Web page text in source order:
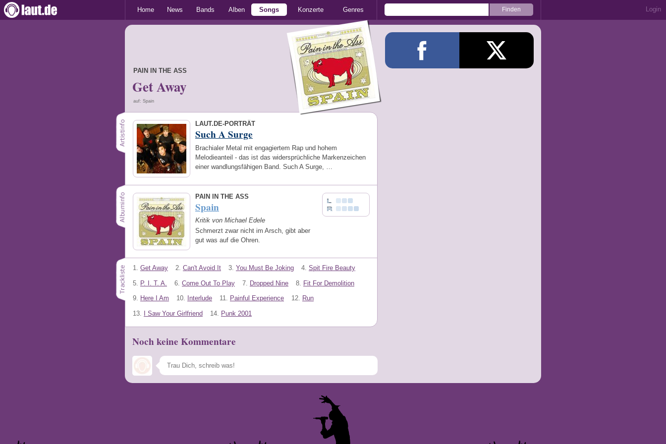
Home News Bands Alben Songs Konzerte Genres Login
PAIN IN THE ASS
Get Away
auf: Spain
LAUT.DE-PORTRÄT
Such A Surge
Brachialer Metal mit engagiertem Rap und hohem
Melodieanteil - das ist das widersprüchliche Markenzeichen
einer wandlungsfähigen Band. Such A Surge, …
PAIN IN THE ASS
Spain
Kritik von Michael Edele
Schmerzt zwar nicht im Arsch, gibt aber
gut was auf die Ohren.
1. Get Away 2. Can't Avoid It 3. You Must Be Joking 4. Spit Fire Beauty
5. P. I. T. A. 6. Come Out To Play 7. Dropped Nine 8. Fit For Demolition
9. Here I Am 10. Interlude 11. Painful Experience 12. Run
13. I Saw Your Girlfriend 14. Punk 2001
Noch keine Kommentare
Speichern